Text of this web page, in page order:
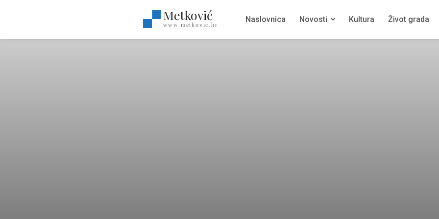
Metković
www.metkovic.hr
Naslovnica Novosti Kultura Život grada